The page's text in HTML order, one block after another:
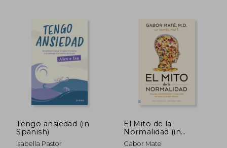
Tengo ansiedad (in
Spanish)
Isabella Pastor
El Mito de la
Normalidad (in
Spanish)
Gabor Mate